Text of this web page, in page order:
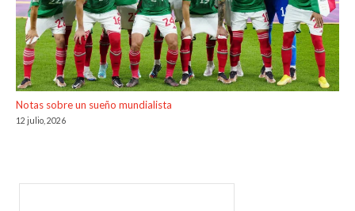
Notas sobre un sueño mundialista
12 julio, 2026